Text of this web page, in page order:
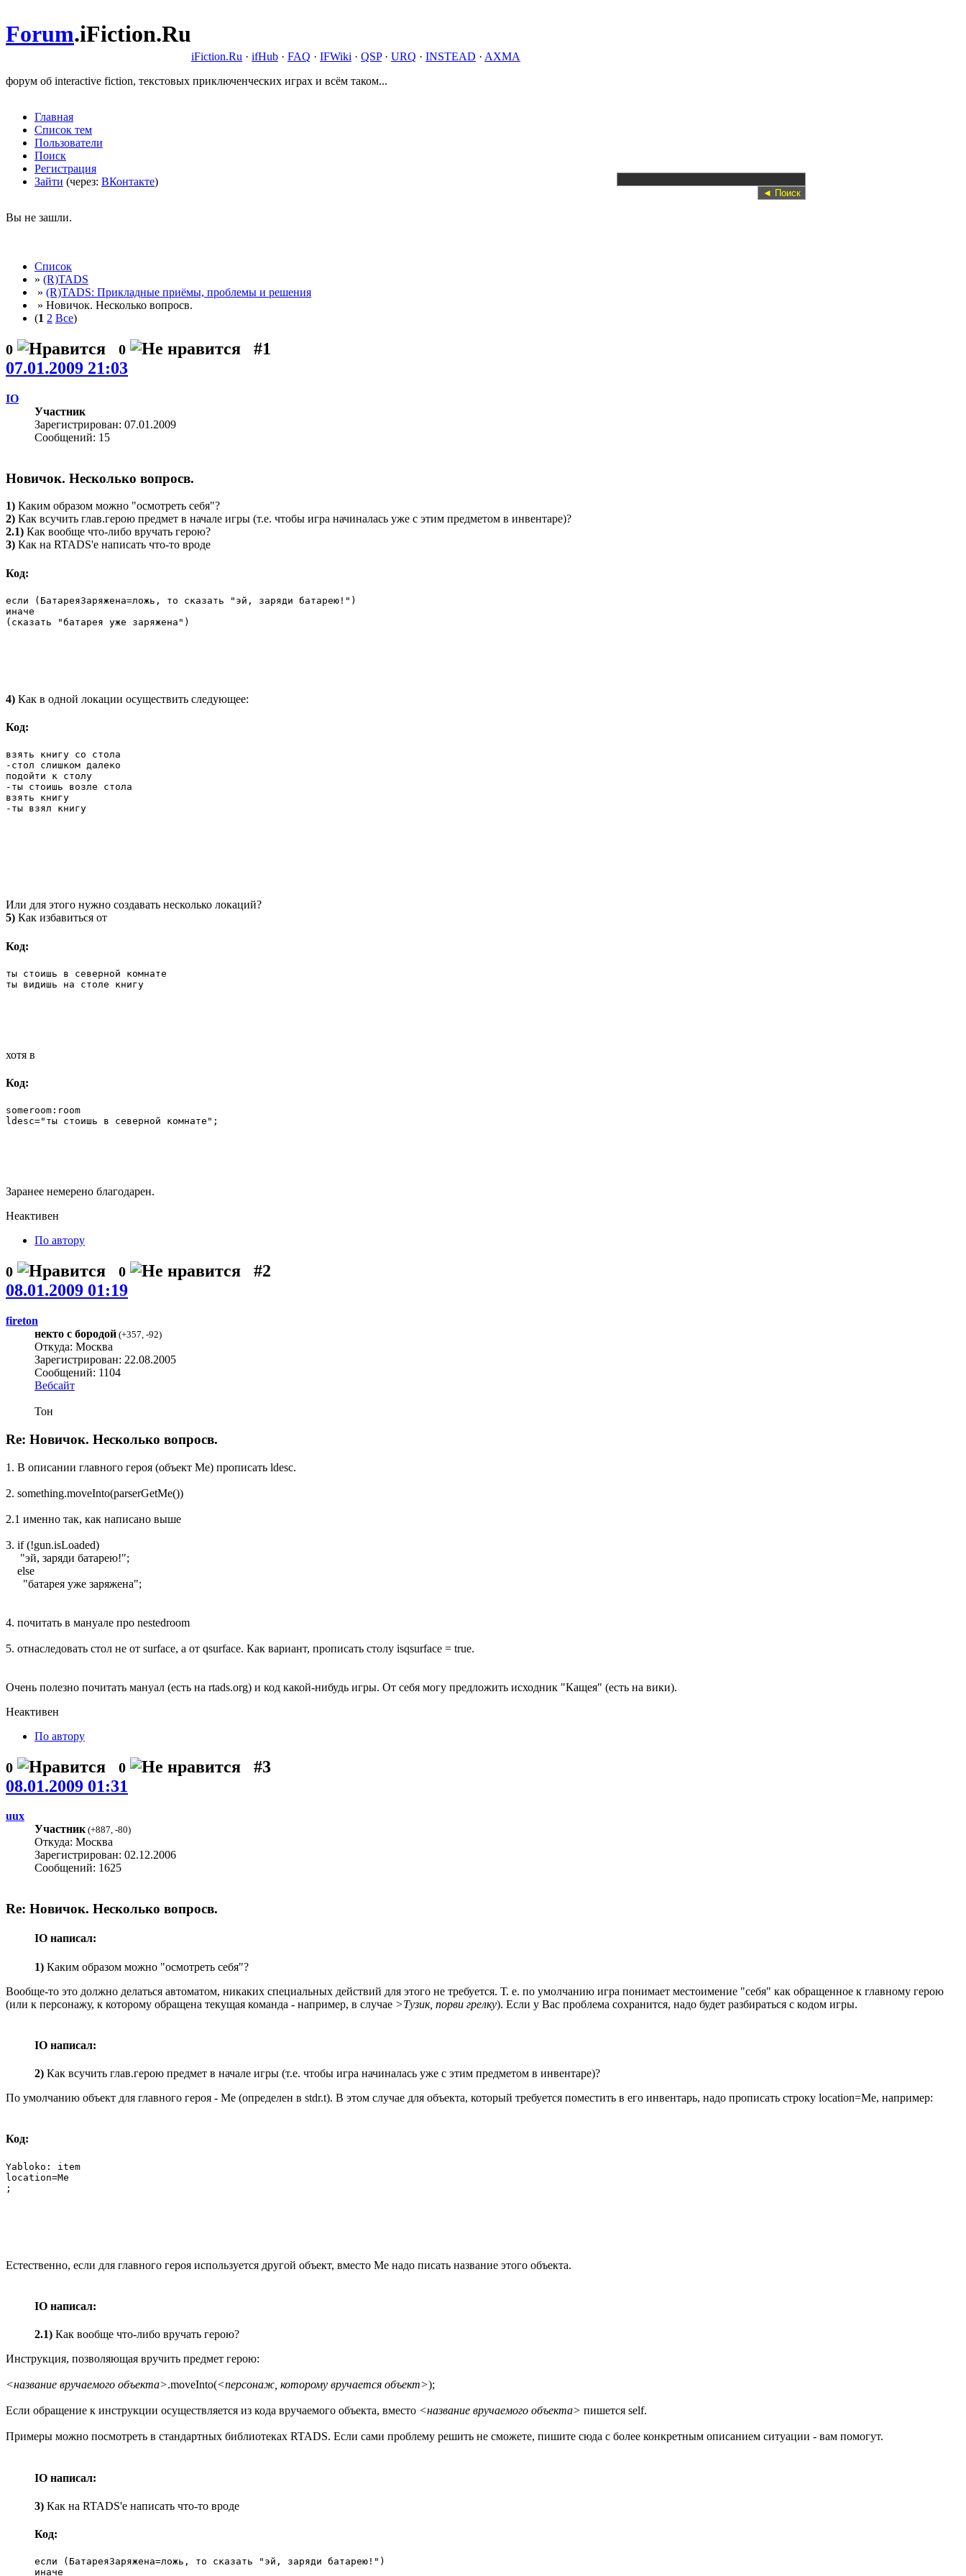
Forum.iFiction.Ru
iFiction.Ru · ifHub · FAQ · IFWiki · QSP· URQ · INSTEAD · AXMA
форум об interactive fiction, текстовых приключенческих играх и всём таком...
Главная
Список тем
Пользователи
Поиск
Регистрация
Зайти (через: ВКонтакте)
Вы не зашли.
Список
» (R)TADS
» (R)TADS: Прикладные приёмы, проблемы и решения
» Новичок. Несколько вопросв.
(1 2 Все)
0 0
#1
07.01.2009 21:03
IO
Участник
Зарегистрирован: 07.01.2009
Сообщений: 15
Новичок. Несколько вопросв.
1) Каким образом можно "осмотреть себя"?
2) Как всучить глав.герою предмет в начале игры (т.е. чтобы игра начиналась уже с этим предметом в инвентаре)?
2.1) Как вообще что-либо вручать герою?
3) Как на RTADS'е написать что-то вроде
Код:
если (БатареяЗаряжена=ложь, то сказать "эй, заряди батарею!")
иначе
(сказать "батарея уже заряжена")
4) Как в одной локации осуществить следующее:
Код:
взять книгу со стола
-стол слишком далеко
подойти к столу
-ты стоишь возле стола
взять книгу
-ты взял книгу
Или для этого нужно создавать несколько локаций?
5) Как избавиться от
Код:
ты стоишь в северной комнате
ты видишь на столе книгу
хотя в
Код:
someroom:room
ldesc="ты стоишь в северной комнате";
Заранее немерено благодарен.
Неактивен
По автору
0 0
#2
08.01.2009 01:19
fireton
некто с бородой (+357, -92)
Откуда: Москва
Зарегистрирован: 22.08.2005
Сообщений: 1104
Вебсайт
Тон
Re: Новичок. Несколько вопросв.
1. В описании главного героя (объект Me) прописать ldesc.
2. something.moveInto(parserGetMe())
2.1 именно так, как написано выше
3. if (!gun.isLoaded)
"эй, заряди батарею!";
else
"батарея уже заряжена";
4. почитать в мануале про nestedroom
5. отнаследовать стол не от surface, а от qsurface. Как вариант, прописать столу isqsurface = true.
Очень полезно почитать мануал (есть на rtads.org) и код какой-нибудь игры. От себя могу предложить исходник "Кащея" (есть на вики).
Неактивен
По автору
0 0
#3
08.01.2009 01:31
uux
Участник(+887, -80)
Откуда: Москва
Зарегистрирован: 02.12.2006
Сообщений: 1625
Re: Новичок. Несколько вопросв.
IO написал:
1) Каким образом можно "осмотреть себя"?
Вообще-то это должно делаться автоматом, никаких специальных действий для этого не требуется. Т. е. по умолчанию игра понимает местоимение "себя" как обращенное к главному герою
(или к персонажу, к которому обращена текущая команда - например, в случае >Тузик, порви грелку). Если у Вас проблема сохранится, надо будет разбираться с кодом игры.
IO написал:
2) Как всучить глав.герою предмет в начале игры (т.е. чтобы игра начиналась уже с этим предметом в инвентаре)?
По умолчанию объект для главного героя - Me (определен в stdr.t). В этом случае для объекта, который требуется поместить в его инвентарь, надо прописать строку location=Me, например:
Код:
Yabloko: item
location=Me
;
Естественно, если для главного героя используется другой объект, вместо Me надо писать название этого объекта.
IO написал:
2.1) Как вообще что-либо вручать герою?
Инструкция, позволяющая вручить предмет герою:
<название вручаемого объекта>.moveInto(<персонаж, которому вручается объект>);
Если обращение к инструкции осуществляется из кода вручаемого объекта, вместо <название вручаемого объекта> пишется self.
Примеры можно посмотреть в стандартных библиотеках RTADS. Если сами проблему решить не сможете, пишите сюда с более конкретным описанием ситуации - вам помогут.
IO написал:
3) Как на RTADS'е написать что-то вроде
Код:
если (БатареяЗаряжена=ложь, то сказать "эй, заряди батарею!")
иначе